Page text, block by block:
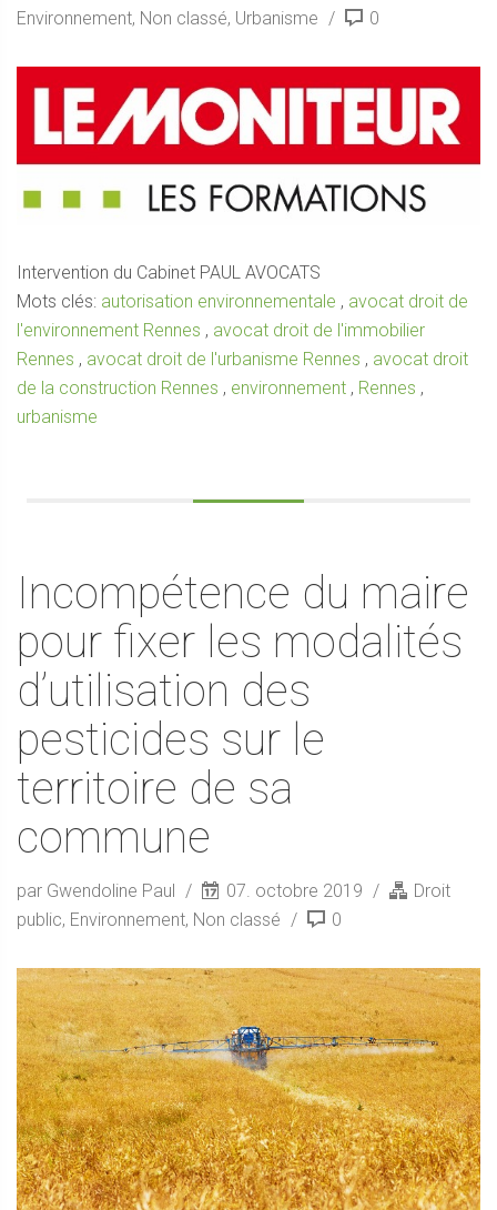
Environnement, Non classé, Urbanisme 0
Intervention du Cabinet PAUL AVOCATS
Mots clés: autorisation environnementale , avocat droit de
l'environnement Rennes , avocat droit de l'immobilier
Rennes , avocat droit de l'urbanisme Rennes , avocat droit
de la construction Rennes , environnement , Rennes ,
urbanisme
Incompétence du maire
pour fixer les modalités
d’utilisation des
pesticides sur le
territoire de sa
commune
par Gwendoline Paul 07. octobre 2019
Droit
public, Environnement, Non classé 0